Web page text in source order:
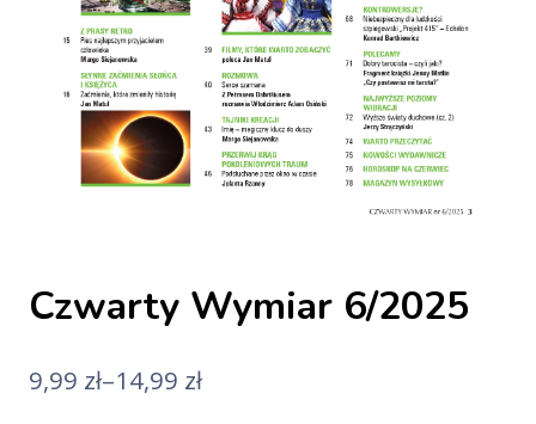
Czwarty Wymiar 6/2025
9,99 zł–14,99 zł